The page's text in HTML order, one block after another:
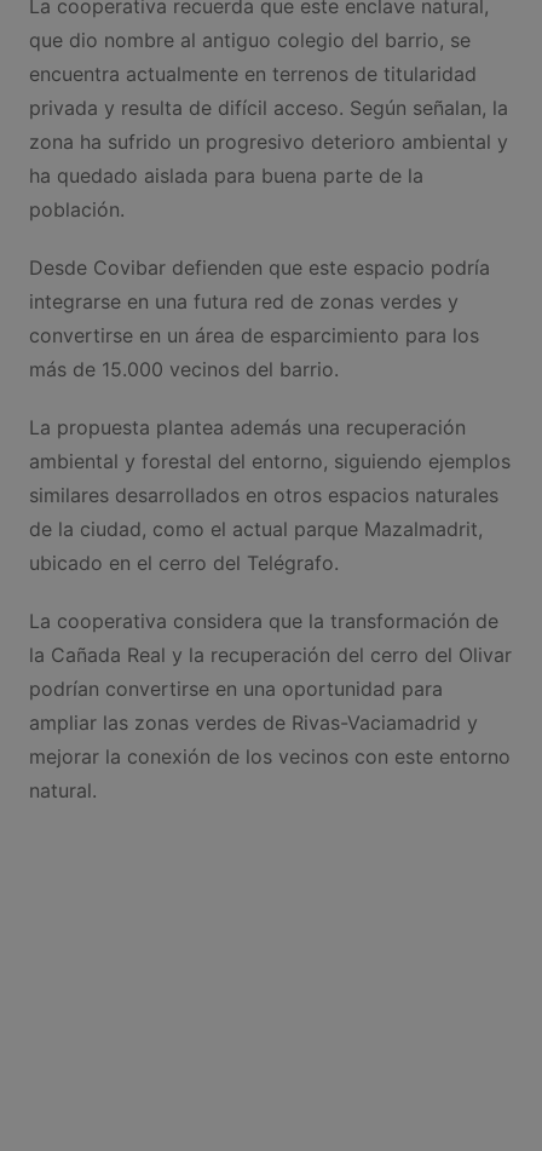
La cooperativa recuerda que este enclave natural,
que dio nombre al antiguo colegio del barrio, se
encuentra actualmente en terrenos de titularidad
privada y resulta de difícil acceso. Según señalan, la
zona ha sufrido un progresivo deterioro ambiental y
ha quedado aislada para buena parte de la
población.
Desde Covibar defienden que este espacio podría
integrarse en una futura red de zonas verdes y
convertirse en un área de esparcimiento para los
más de 15.000 vecinos del barrio.
La propuesta plantea además una recuperación
ambiental y forestal del entorno, siguiendo ejemplos
similares desarrollados en otros espacios naturales
de la ciudad, como el actual parque Mazalmadrit,
ubicado en el cerro del Telégrafo.
La cooperativa considera que la transformación de
la Cañada Real y la recuperación del cerro del Olivar
podrían convertirse en una oportunidad para
ampliar las zonas verdes de Rivas-Vaciamadrid y
mejorar la conexión de los vecinos con este entorno
natural.